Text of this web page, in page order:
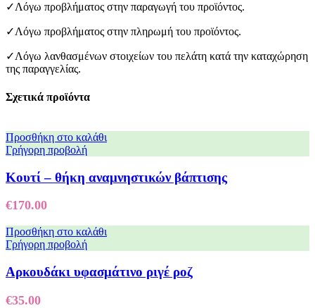
✓Λόγω προβλήματος στην παραγωγή του προϊόντος.
✓Λόγω προβλήματος στην πληρωμή του προϊόντος.
✓Λόγω λανθασμένων στοιχείων του πελάτη κατά την καταχώρηση
της παραγγελίας.
Σχετικά προϊόντα
Προσθήκη στο καλάθι
Γρήγορη προβολή
Κουτί – θήκη αναμνηστικών βάπτισης
€170.00
Προσθήκη στο καλάθι
Γρήγορη προβολή
Αρκουδάκι υφασμάτινο ριγέ ροζ
€35.00